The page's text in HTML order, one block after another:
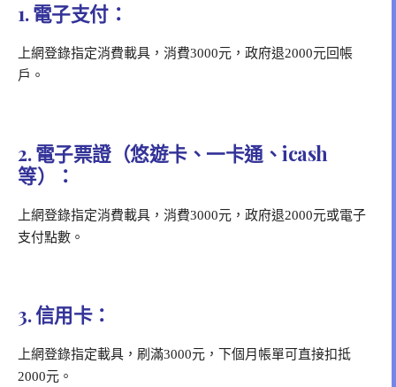
1. 電子支付：
上網登錄指定消費載具，消費3000元，政府退2000元回帳
戶。
2. 電子票證（悠遊卡、一卡通、icash
等）：
上網登錄指定消費載具，消費3000元，政府退2000元或電子
支付點數。
3. 信用卡：
上網登錄指定載具，刷滿3000元，下個月帳單可直接扣抵
2000元。